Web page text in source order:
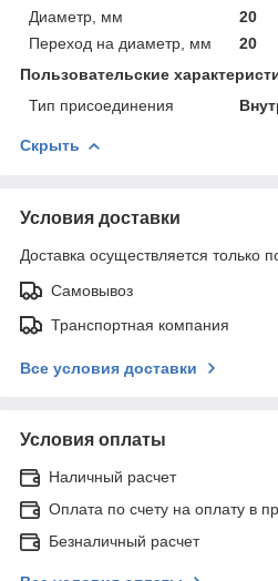
Диаметр, мм
20
Переход на диаметр, мм
20
Пользовательские
Тип присоединения
Скрыть
Условия доставки
Доставка осуществляется только
Самовывоз
Транспортная компания
Все условия доставки
Условия оплаты
Наличный расчет
Оплата по счету на оплату в
Безналичный расчет